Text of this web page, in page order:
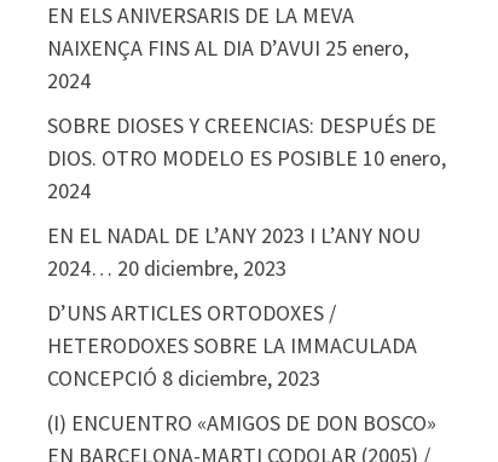
EN ELS ANIVERSARIS DE LA MEVA
NAIXENÇA FINS AL DIA D’AVUI 25 enero,
2024
SOBRE DIOSES Y CREENCIAS: DESPUÉS DE
DIOS. OTRO MODELO ES POSIBLE 10 enero,
2024
EN EL NADAL DE L’ANY 2023 I L’ANY NOU
2024… 20 diciembre, 2023
D’UNS ARTICLES ORTODOXES /
HETERODOXES SOBRE LA IMMACULADA
CONCEPCIÓ 8 diciembre, 2023
(I) ENCUENTRO «AMIGOS DE DON BOSCO»
EN BARCELONA-MARTI CODOLAR (2005) /